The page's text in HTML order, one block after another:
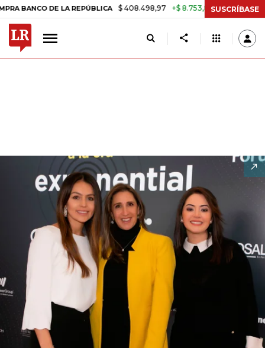
LA REPÚBLICA $ 408.498,97 +$ 8.753,81 +2,19% TASA DE
SUSCRÍBASE